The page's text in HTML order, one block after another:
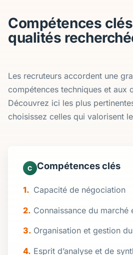
Compétences
qualités
Les recruteurs accordent une
compétences techniques et aux
Découvrez ici les plus
choisissez celles qui valorisent
C Compétences clés
Capacité de négociation
Connaissance du marché
Organisation et gestion
Esprit d’analyse et de